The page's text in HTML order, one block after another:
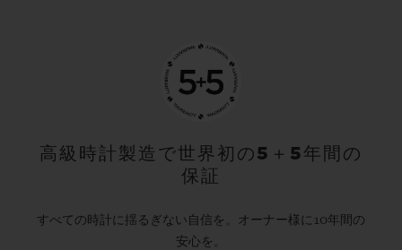
高級時計製造で世界初の5＋5年間の
保証
すべての時計に揺るぎない自信を。オーナー様に10年間の
安心を。